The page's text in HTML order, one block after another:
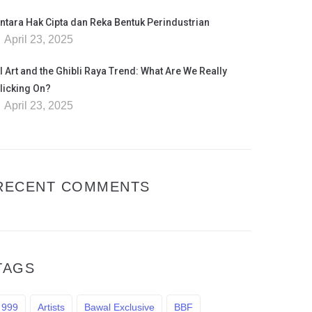
Hak Cipta dan Reka Bentuk Perindustrian
April 23, 2025
Art and the Ghibli Raya Trend: What Are We Really
On?
April 23, 2025
COMMENTS
999 Artists Bawal Exclusive BBF